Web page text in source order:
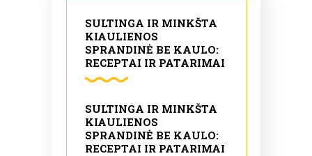
SULTINGA IR MINKŠTA
KIAULIENOS
SPRANDINĖ BE KAULO:
RECEPTAI IR PATARIMAI
SULTINGA IR MINKŠTA
KIAULIENOS
SPRANDINĖ BE KAULO:
RECEPTAI IR PATARIMAI